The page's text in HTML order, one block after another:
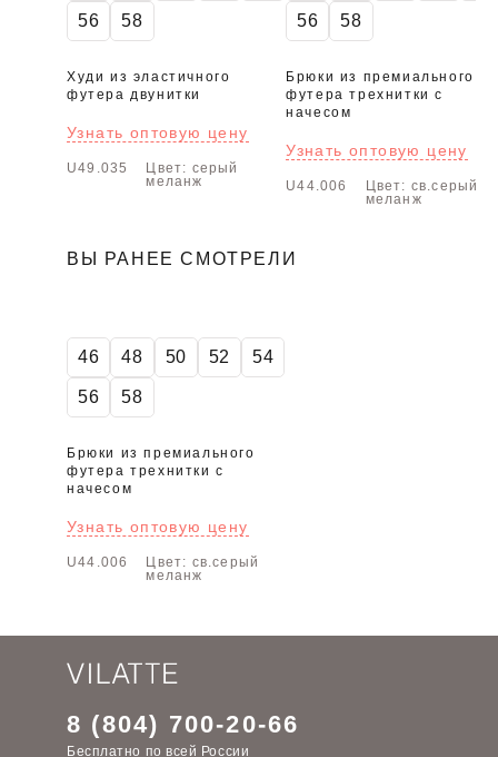
56 58
Худи из эластичного
футера двунитки
Узнать оптовую цену
U49.035
Цвет: серый
меланж
56 58
Брюки из премиального
футера трехнитки с
начесом
Узнать оптовую цену
U44.006
Цвет: св.серый
меланж
ВЫ РАНЕЕ СМОТРЕЛИ
46 48 50 52 54
56 58
Брюки из премиального
футера трехнитки с
начесом
Узнать оптовую цену
U44.006
Цвет: св.серый
меланж
8 (804) 700-20-66
Бесплатно по всей России